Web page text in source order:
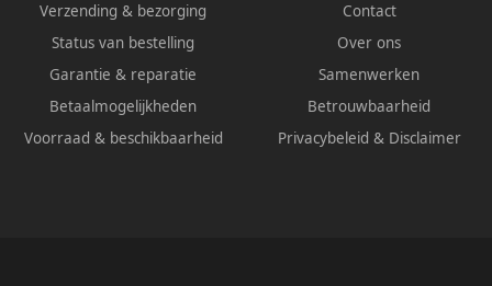
Verzending & bezorging
Status van bestelling
Garantie & reparatie
Betaalmogelijkheden
Voorraad & beschikbaarheid
Contact
Over ons
Samenwerken
Betrouwbaarheid
Privacybeleid & Disclaimer